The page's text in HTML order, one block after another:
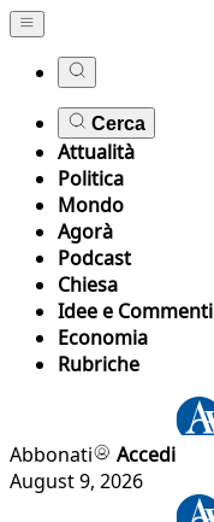
Cerca
Attualità
Politica
Mondo
Agorà
Podcast
Chiesa
Idee e Commenti
Economia
Rubriche
Abbonati
Accedi
August 9, 2026